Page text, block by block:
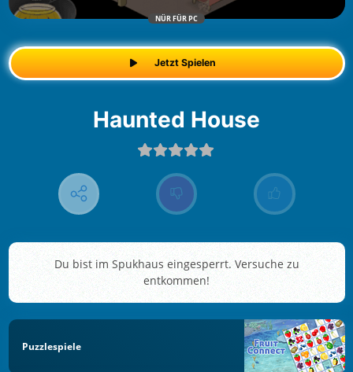
NÜR FÜR PC
Jetzt Spielen
Haunted House
Du bist im Spukhaus eingesperrt. Versuche zu
entkommen!
Puzzlespiele